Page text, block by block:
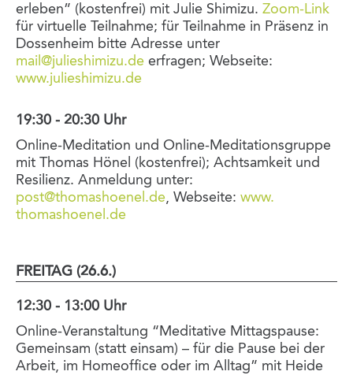
erleben” (kostenfrei) mit Julie Shimizu. Zoom-Link
für virtuelle Teilnahme; für Teilnahme in Präsenz in
Dossenheim bitte Adresse unter
mail@julieshimizu.de erfragen; Webseite:
www.julieshimizu.de
19:30 - 20:30 Uhr
Online-Meditation und Online-Meditationsgruppe
mit Thomas Hönel (kostenfrei); Achtsamkeit und
Resilienz. Anmeldung unter:
post@thomashoenel.de , Webseite: www.
thomashoenel.de
FREITAG (26.6.)
12:30 - 13:00 Uhr
Online-Veranstaltung “Meditative Mittagspause:
Gemeinsam (statt einsam) – für die Pause bei der
Arbeit, im Homeoffice oder im Alltag” mit Heide